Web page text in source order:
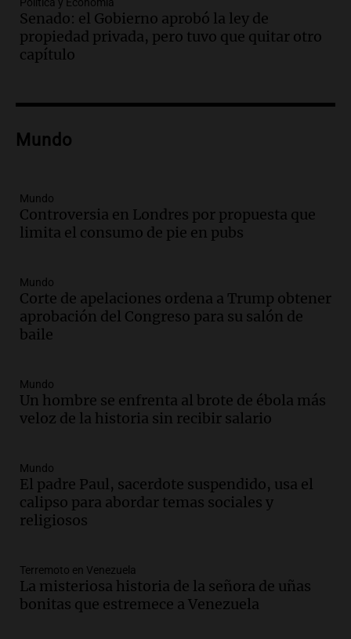
Panorama Federal
Episodios
Audio. "Tiene que haber una
reglamentación": el reclamo del Kennel
Audio.
Episodios
Audio.México y Perú reanudan
Panorama Federal
Episodios
Audio.Kicillof critica represión en
marcha y otras noticias nacionales de
Noticias
Episodios
Audio.Donald Trump acusa a México de
Panorama Federal
Episodios
Audio.
Oncativo presenta su 52ª Fiesta
Nacional del Salame con la novedad de la
Juntos
Episodios
Audio.El reclamo del sector industrial
Política y Economía
Senado: el Gobierno aprobó la ley de
propiedad privada, pero tuvo que quitar otro
capítulo
Mundo
Mundo
Controversia en Londres por propuesta que
limita el consumo de pie en pubs
Mundo
Corte de apelaciones ordena a Trump obtener
aprobación del Congreso para su salón de
baile
Mundo
Un hombre se enfrenta al brote de ébola más
veloz de la historia sin recibir salario
Mundo
El padre Paul, sacerdote suspendido, usa el
calipso para abordar temas sociales y
religiosos
Terremoto en Venezuela
La misteriosa historia de la señora de uñas
bonitas que estremece a Venezuela